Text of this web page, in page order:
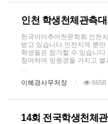
인천 학생천체관측
한국아마추어천문학회 인천
받고 있습니다.인천지역 뿐
학생들은 참가할 수 있습니
참여하여 망원경을 가지고 별
이혜경사무처장
6658
14회 전국학생천체